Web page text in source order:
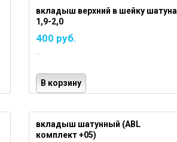
вкладыш верхний в шейку шатуна
1,9-2,0
400 руб.
..
В корзину
вкладыш шатунный (ABL
комплект +05)